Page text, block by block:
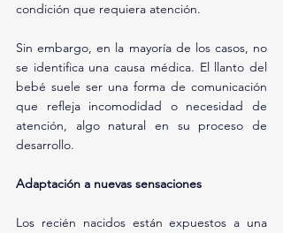
condición que requiera atención.
Sin embargo, en la mayoría de los casos, no
se identifica una causa médica. El llanto del
bebé suele ser una forma de comunicación
que refleja incomodidad o necesidad de
atención, algo natural en su proceso de
desarrollo.
Adaptación a nuevas sensaciones
Los recién nacidos están expuestos a una